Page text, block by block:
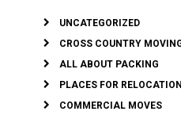
UNCATEGORIZED
CROSS COUNTRY
ALL ABOUT PACKING
PLACES FOR RELOCATION
COMMERCIAL MOVES